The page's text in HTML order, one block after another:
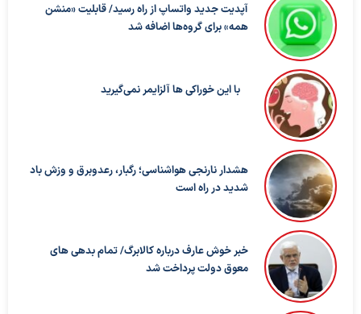
آپدیت جدید واتساپ از راه رسید/ قابلیت «منشن
همه» برای گروه‌ها اضافه شد
با این خوراکی ها آلزایمر نمی‌گیرید
هشدار نارنجی هواشناسی؛ رگبار، رعدوبرق و وزش باد
شدید در راه است
خبر خوش عارف درباره کالابرگ/ تمام بدهی های
معوق دولت پرداخت شد